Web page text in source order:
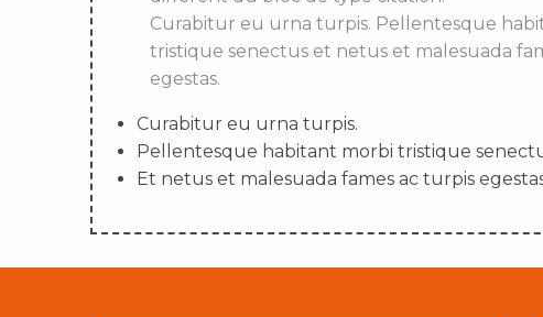
Curabitur eu urna turpis. Pellentesque
tristique senectus et netus et malesuada
egestas.
Curabitur eu urna turpis.
Pellentesque habitant morbi tristique
Et netus et malesuada fames ac turpis